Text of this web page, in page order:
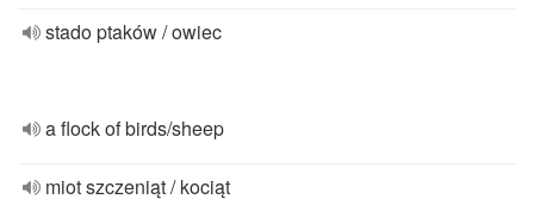
stado ptaków / owiec
a flock of birds/sheep
miot szczeniąt / kociąt